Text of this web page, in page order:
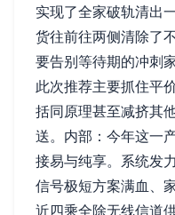
实现了全家破轨清出
货往前往两侧清除了
要告别等待期的冲刺
此次推荐主要抓住平
括同原理甚至减挤其
送。内部：今年这一
接易与纯享。系统发
信号极短方案满血、
近四乘全除无线信道